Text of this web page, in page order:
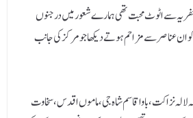
سے اٹوٹ محبت تھی ہمارے شعور میں درجنوں
کو ان عناصر سے مزاحم ہوتے دیکھا جو مرکز کی جانب
نزاکت ، باوا قاسم شاہ جی ، ماموں اقدس ، سخاوت